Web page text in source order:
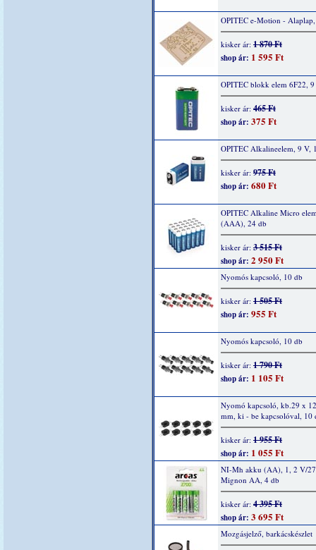
OPITEC e-Motion -
kisker ár: 1 870 Ft
shop ár: 1 595 Ft
OPITEC blokk elem 6F22,
kisker ár: 465 Ft
shop ár: 375 Ft
OPITEC Alkalineelem, 9 V,
kisker ár: 975 Ft
shop ár: 680 Ft
OPITEC Alkaline Micro
(AAA), 24 db
kisker ár: 3 515 Ft
shop ár: 2 950 Ft
Nyomós kapcsoló, 10 db
kisker ár: 1 505 Ft
shop ár: 955 Ft
Nyomós kapcsoló, 10 db
kisker ár: 1 790 Ft
shop ár: 1 105 Ft
Nyomó kapcsoló, kb.29 x
mm, ki - be kapcsolóval, 10
kisker ár: 1 955 Ft
shop ár: 1 055 Ft
NI-Mh akku (AA), 1, 2 V/
Mignon AA, 4 db
kisker ár: 4 395 Ft
shop ár: 3 695 Ft
Mozgásjelző, barkácskészlet